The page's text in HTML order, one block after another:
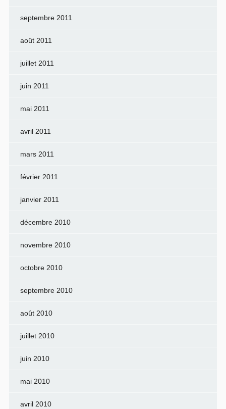
septembre 2011
août 2011
juillet 2011
juin 2011
mai 2011
avril 2011
mars 2011
février 2011
janvier 2011
décembre 2010
novembre 2010
octobre 2010
septembre 2010
août 2010
juillet 2010
juin 2010
mai 2010
avril 2010